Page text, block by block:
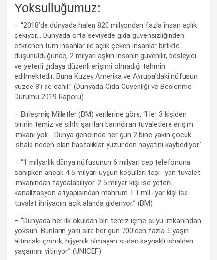
Yoksulluğumuz:
– “2018’de dünyada halen 820 milyondan fazla insan açlık
çekiyor… Dünyada orta seviyede gıda güvensizliğinden
etkilenen tüm insanlar ile açlık çeken insanlar birlikte
düşünüldüğünde, 2 milyarı aşkın insanın güvenilir, besleyici
ve yeterli gıdaya düzenli erişimi olmadığı tahmin
edilmektedir. Buna Kuzey Amerika ve Avrupa’daki nüfusun
yüzde 8’i de dahil.” (Dünyada Gıda Güvenliği ve Beslenme
Durumu 2019 Raporu)
– Birleşmiş Milletler (BM) verilerine göre, “Her 3 kişiden
birinin temiz ve sıhhi şartları barındıran tuvaletlere erişim
imkanı yok… Dünya genelinde her gün 2 bine yakın çocuk
ishale neden olan hastalıklar yüzünden hayatını kaybediyor.”
– “1 milyarlık dünya nüfusunun 6 milyarı cep telefonuna
sahipken ancak 4.5 milyarı uygun koşulları taşı- yan tuvalet
imkanından faydalabiliyor. 2.5 milyar kişi ise yeterli
kanalizasyon altyapısından mahrum 1.1 mil- yar kişi ise
tuvalet ihtiyacını açık alanda gideriyor.” (BM)
– “Dünyada her ilk okuldan biri temiz içme suyu imkanından
yoksun. Bunların yanı sıra her gün 700’den fazla 5 yaşın
altındaki çocuk, hijyenik olmayan sudan kaynaklı ishalden
yaşamını yitiriyor.” (UNICEF)